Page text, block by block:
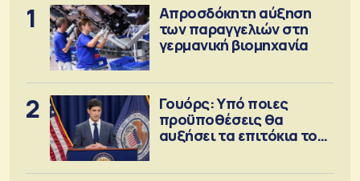
1
Απροσδόκητη αύξηση
των παραγγελιών στη
γερμανική βιομηχανία
2
Γουόρς: Υπό ποιες
προϋποθέσεις θα
αυξήσει τα επιτόκια τον